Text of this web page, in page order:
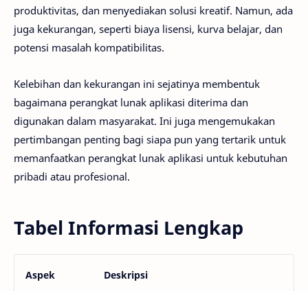
produktivitas, dan menyediakan solusi kreatif. Namun, ada
juga kekurangan, seperti biaya lisensi, kurva belajar, dan
potensi masalah kompatibilitas.
Kelebihan dan kekurangan ini sejatinya membentuk
bagaimana perangkat lunak aplikasi diterima dan
digunakan dalam masyarakat. Ini juga mengemukakan
pertimbangan penting bagi siapa pun yang tertarik untuk
memanfaatkan perangkat lunak aplikasi untuk kebutuhan
pribadi atau profesional.
Tabel Informasi Lengkap
Aspek Deskripsi